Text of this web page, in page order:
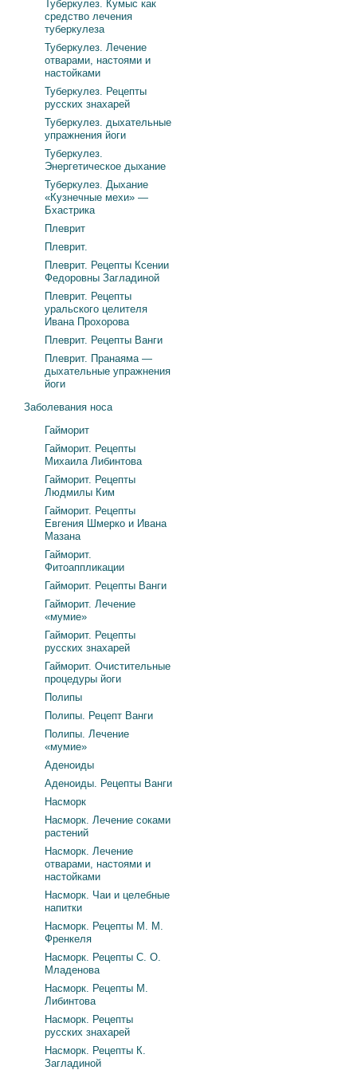
Туберкулез. Кумыс как
средство лечения
туберкулеза
Туберкулез. Лечение
отварами, настоями и
настойками
Туберкулез. Рецепты
русских знахарей
Туберкулез. дыхательные
упражнения йоги
Туберкулез.
Энергетическое дыхание
Туберкулез. Дыхание
«Кузнечные мехи» —
Бхастрика
Плеврит
Плеврит.
Плеврит. Рецепты Ксении
Федоровны Загладиной
Плеврит. Рецепты
уральского целителя
Ивана Прохорова
Плеврит. Рецепты Ванги
Плеврит. Пранаяма —
дыхательные упражнения
йоги
Заболевания носа
Гайморит
Гайморит. Рецепты
Михаила Либинтова
Гайморит. Рецепты
Людмилы Ким
Гайморит. Рецепты
Евгения Шмерко и Ивана
Мазана
Гайморит.
Фитоаппликации
Гайморит. Рецепты Ванги
Гайморит. Лечение
«мумие»
Гайморит. Рецепты
русских знахарей
Гайморит. Очистительные
процедуры йоги
Полипы
Полипы. Рецепт Ванги
Полипы. Лечение
«мумие»
Аденоиды
Аденоиды. Рецепты Ванги
Насморк
Насморк. Лечение соками
растений
Насморк. Лечение
отварами, настоями и
настойками
Насморк. Чаи и целебные
напитки
Насморк. Рецепты М. М.
Френкеля
Насморк. Рецепты С. О.
Младенова
Насморк. Рецепты М.
Либинтова
Насморк. Рецепты
русских знахарей
Насморк. Рецепты К.
Загладиной